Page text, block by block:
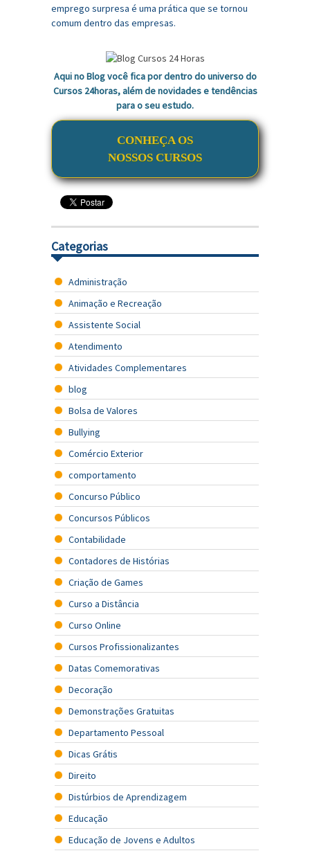
Aqui no Blog você fica por dentro do universo do
Cursos 24horas, além de novidades e tendências
para o seu estudo.
CONHEÇA OS
NOSSOS CURSOS
Categorias
Administração
Animação e Recreação
Assistente Social
Atendimento
Atividades Complementares
blog
Bolsa de Valores
Bullying
Comércio Exterior
comportamento
Concurso Público
Concursos Públicos
Contabilidade
Contadores de Histórias
Criação de Games
Curso a Distância
Curso Online
Cursos Profissionalizantes
Datas Comemorativas
Decoração
Demonstrações Gratuitas
Departamento Pessoal
Dicas Grátis
Direito
Distúrbios de Aprendizagem
Educação
Educação de Jovens e Adultos